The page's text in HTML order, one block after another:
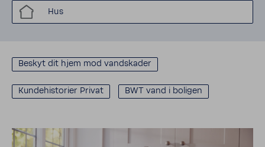
Hus
Beskyt dit hjem mod vand­skader
Kunde­hi­sto­rier Privat BWT vand i boligen